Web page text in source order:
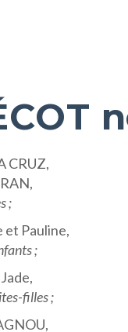
CRUZ,
;
et Pauline,
;
filles ;